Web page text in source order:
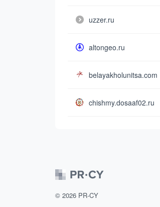
uzzer.ru
altongeo.ru
belayakholunitsa.com
chishmy.dosaaf02.ru
© 2026 PR-CY